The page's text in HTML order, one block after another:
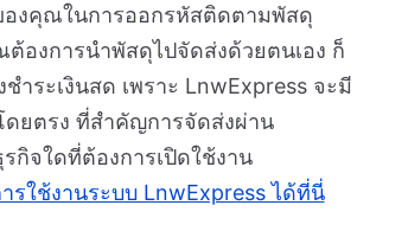
งคุณในการออกรหัสติดตามพัสดุ
องการนำพัสดุไปจัดส่งด้วยตนเอง ก็
ระเงินสด เพราะ LnwExpress จะมี
ดยตรง ที่สำคัญการจัดส่งผ่าน
กิจใดที่ต้องการเปิดใช้งาน
รใช้งานระบบ LnwExpress ได้ที่นี่